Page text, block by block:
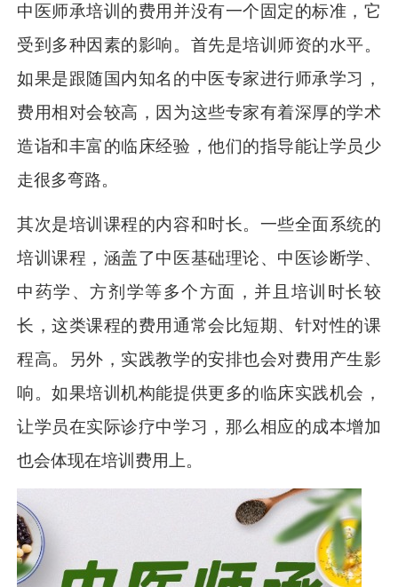
中医师承培训的费用并没有一个固定的标准，它
受到多种因素的影响。首先是培训师资的水平。
如果是跟随国内知名的中医专家进行师承学习，
费用相对会较高，因为这些专家有着深厚的学术
造诣和丰富的临床经验，他们的指导能让学员少
走很多弯路。
其次是培训课程的内容和时长。一些全面系统的
培训课程，涵盖了中医基础理论、中医诊断学、
中药学、方剂学等多个方面，并且培训时长较
长，这类课程的费用通常会比短期、针对性的课
程高。另外，实践教学的安排也会对费用产生影
响。如果培训机构能提供更多的临床实践机会，
让学员在实际诊疗中学习，那么相应的成本增加
也会体现在培训费用上。